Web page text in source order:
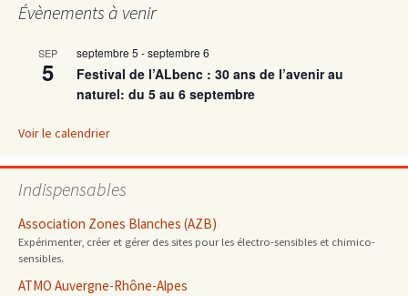
Évènements à venir
SEP
5
septembre 5 -septembre 6
Festival de l’ALbenc : 30 ans de l’avenir au
naturel: du 5 au 6 septembre
Voir le calendrier
Indispensables
Association Zones Blanches (AZB)
Expérimenter, créer et gérer des sites pour les électro-sensibles et chimico-
sensibles.
ATMO Auvergne-Rhône-Alpes